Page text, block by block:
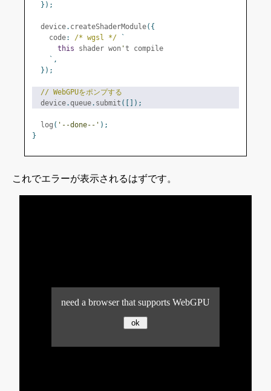
});
  device
. createShaderModule({
    code
: /* wgsl */
`
this shader won 't compile
`,
});
// WebGPUをポンプする
  device
.queue. submit ([]);
  log
( '--done--' );
}
これでエラーが表示されるはずです。